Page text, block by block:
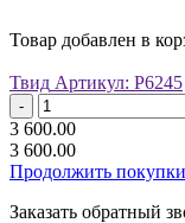
Товар добавлен в
Твид Артикул: Р6245
-
3 600.00
3 600.00
Продолжить покупки
Заказать обратный